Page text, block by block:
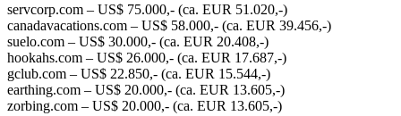
servcorp.com – US$ 75.000,- (ca. EUR 51.020,-)
canadavacations.com – US$ 58.000,- (ca. EUR 39.456,-)
suelo.com – US$ 30.000,- (ca. EUR 20.408,-)
hookahs.com – US$ 26.000,- (ca. EUR 17.687,-)
gclub.com – US$ 22.850,- (ca. EUR 15.544,-)
earthing.com – US$ 20.000,- (ca. EUR 13.605,-)
zorbing.com – US$ 20.000,- (ca. EUR 13.605,-)